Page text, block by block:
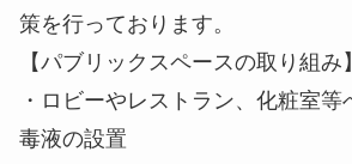
策を行っております。
【パブリックスペースの取り組み】
・ロビーやレストラン、化粧室
毒液の設置